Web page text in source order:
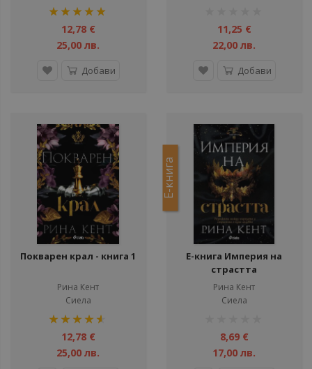
рейтинг:
100%12,78 €
25,00 лв.
Добави
11,25 €
22,00 лв.
Добави
Покварен крал - книга 1
Рина Кент
Сиела
рейтинг:
91%12,78 €
25,00 лв.
Е-книга
Е-книга Империя на
страстта
Рина Кент
Сиела
8,69 €
17,00 лв.